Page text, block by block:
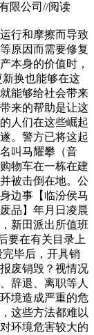
限公司//阅读
行和摩擦而导致
原因而需要修复
本身的价值时，
换也能够在这
能够给社会带来
来的帮助是让这
人们在这些崛起
。警方已将这起
叫马耀攀（音
物车在一栋在建
被击倒在地。公
边事【临汾侯马
品】年月日凌晨
新田派出所值班
要在有关目录上
毕后，开具销
废销毁？视情况
辞退、离职等人
境造成严重的危
这些方法都难以
环境危害较大的